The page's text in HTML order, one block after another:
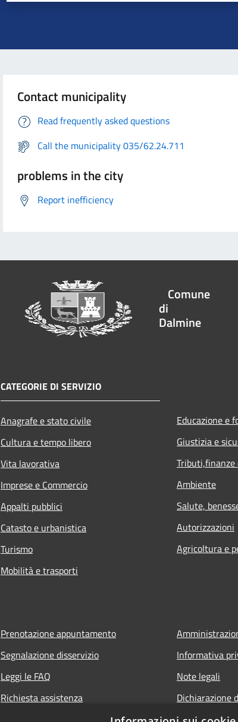
Contact municipality
Read frequently asked questions
Call the municipality 035/62.24.711
problems in the city
Report inefficiency
Comune
di
Dalmine
CATEGORIE DI SERVIZIO
Anagrafe e stato civile
Cultura e tempo libero
Vita lavorativa
Imprese e Commercio
Appalti pubblici
Catasto e urbanistica
Turismo
Mobilità e trasporti
Educazione e
Giustizia e
Ambiente
Salute,
Autorizzazioni
Agricoltura e
Prenotazione appuntamento
Segnalazione disservizio
Leggi le FAQ
Richiesta assistenza
Informativa
Note legali
Dichiarazione
Piano di